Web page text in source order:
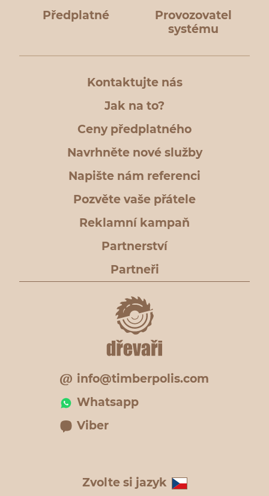
Předplatné
Provozovatel
systému
Kontaktujte nás
Jak na to?
Ceny předplatného
Navrhněte nové služby
Napište nám referenci
Pozvěte vaše přátele
Reklamní kampaň
Partnerství
Partneři
info@timberpolis.com
Whatsapp
Viber
Zvolte si jazyk